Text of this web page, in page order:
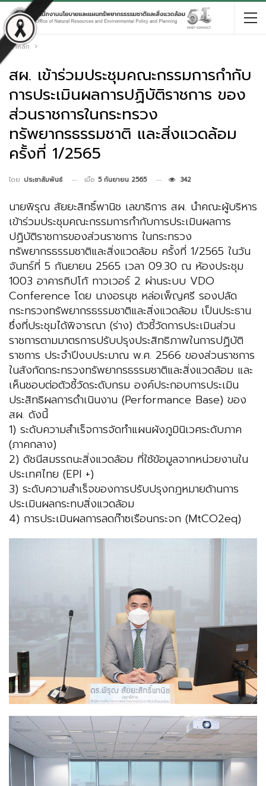
หน้าหลัก
สผ. เข้าร่วมประชุมคณะกรรมการกำกับ
การประเมินผลการปฏิบัติราชการ ของ
ส่วนราชการในกระทรวง
ทรัพยากรธรรมชาติ และสิ่งแวดล้อม
ครั้งที่ 1/2565
โดย ประชาสัมพันธ์ เมื่อ 5 กันยายน 2565 342
นายพิรุณ สัยยะสิทธิ์พานิช เลขาธิการ สผ. นำคณะผู้บริหาร
เข้าร่วมประชุมคณะกรรมการกำกับการประเมินผลการ
ปฏิบัติราชการของส่วนราชการ ในกระทรวง
ทรัพยากรธรรมชาติและสิ่งแวดล้อม ครั้งที่ 1/2565 ในวัน
จันทร์ที่ 5 กันยายน 2565 เวลา 09.30 ณ ห้องประชุม
1003 อาคารทิปโก้ ทาวเวอร์ 2 ผ่านระบบ VDO
Conference โดย นางอรนุช หล่อเพ็ญศรี รองปลัด
กระทรวงทรัพยากรธรรมชาติและสิ่งแวดล้อม เป็นประธาน
ซึ่งที่ประชุมได้พิจารณา (ร่าง) ตัวชี้วัดการประเมินส่วน
ราชการตามมาตรการปรับปรุงประสิทธิภาพในการปฏิบัติ
ราชการ ประจำปีงบประมาณ พ.ศ. 2566 ของส่วนราชการ
ในสังกัดกระทรวงทรัพยากรธรรมชาติและสิ่งแวดล้อม และ
เห็นชอบต่อตัวชี้วัดระดับกรม องค์ประกอบการประเมิน
ประสิทธิผลการดำเนินงาน (Performance Base) ของ
สผ. ดังนี้
1) ระดับความสำเร็จการจัดทำแผนผังภูมินิเวศระดับภาค
(ภาคกลาง)
2) ดัชนีสมรรถนะสิ่งแวดล้อม ที่ใช้ข้อมูลจากหน่วยงานใน
ประเทศไทย (EPI +)
3) ระดับความสำเร็จของการปรับปรุงกฎหมายด้านการ
ประเมินผลกระทบสิ่งแวดล้อม
4) การประเมินผลการลดก๊าซเรือนกระจก (MtCO2eq)